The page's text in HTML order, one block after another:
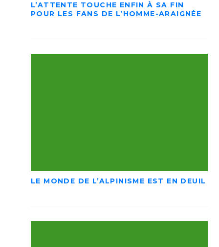
L’ATTENTE TOUCHE ENFIN À SA FIN
POUR LES FANS DE L’HOMME-ARAIGNÉE
LE MONDE DE L’ALPINISME EST EN DEUIL